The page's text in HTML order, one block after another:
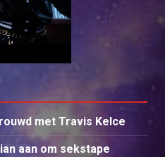
met Travis Kelce
aan om sekstape